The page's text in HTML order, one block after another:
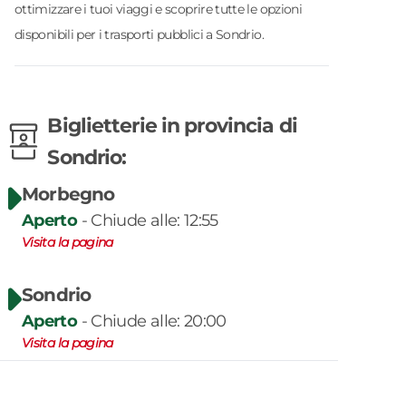
ottimizzare i tuoi viaggi e scoprire tutte le opzioni
disponibili per i trasporti pubblici a Sondrio.
Biglietteriein provincia di
Sondrio:
Morbegno
Aperto- Chiude alle: 12:55
Visita la pagina
Sondrio
Aperto- Chiude alle: 20:00
Visita la pagina